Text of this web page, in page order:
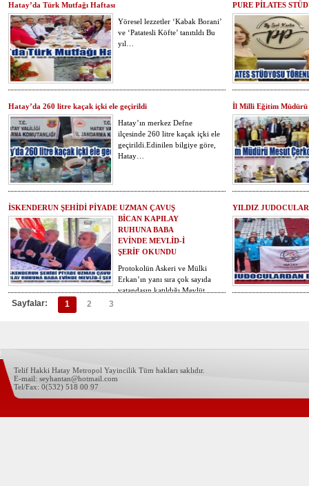
Hatay’da Türk Mutfağı Haftası
Yöresel lezzetler ‘Kabak Borani’
ve ‘Patatesli Köfte’ tanıtıldı Bu
yıl…
PURE PİLATES
Hatay’da 260 litre kaçak içki ele geçirildi
Hatay’ın merkez Defne
ilçesinde 260 litre kaçak içki ele
geçirildi.Edinilen bilgiye göre,
Hatay…
İl Milli Eğitim Müdürü
İSKENDERUN ŞEHİDİ PİYADE UZMAN ÇAVUŞ
BİCAN KAPILAY
RUHUNA BABA
EVİNDE MEVLİD-İ
ŞERİF OKUNDU
Protokolün Askeri ve Mülki
Erkan’ın yanı sıra çok sayıda
vatandaşın katıldığı Mevlüt…
YILDIZ
Sayfalar: 1 2 3
Telif Hakki Hatay Metropol Yayincilik Tüm hakları saklıdır.
E-mail: seyhantan@hotmail.com
Tel/Fax: 0(532) 518 00 97